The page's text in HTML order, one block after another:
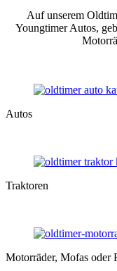
Auf unserem
Youngtimer Autos,
Autos
Traktoren
Motorräder, Mofas oder